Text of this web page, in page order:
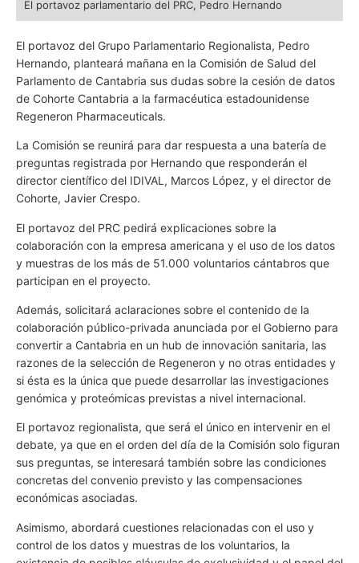
El portavoz parlamentario del PRC, Pedro Hernando
El portavoz del Grupo Parlamentario Regionalista, Pedro
Hernando, planteará mañana en la Comisión de Salud del
Parlamento de Cantabria sus dudas sobre la cesión de datos
de Cohorte Cantabria a la farmacéutica estadounidense
Regeneron Pharmaceuticals.
La Comisión se reunirá para dar respuesta a una batería de
preguntas registrada por Hernando que responderán el
director científico del IDIVAL, Marcos López, y el director de
Cohorte, Javier Crespo.
El portavoz del PRC pedirá explicaciones sobre la
colaboración con la empresa americana y el uso de los datos
y muestras de los más de 51.000 voluntarios cántabros que
participan en el proyecto.
Además, solicitará aclaraciones sobre el contenido de la
colaboración público-privada anunciada por el Gobierno para
convertir a Cantabria en un hub de innovación sanitaria, las
razones de la selección de Regeneron y no otras entidades y
si ésta es la única que puede desarrollar las investigaciones
genómica y proteómicas previstas a nivel internacional.
El portavoz regionalista, que será el único en intervenir en el
debate, ya que en el orden del día de la Comisión solo figuran
sus preguntas, se interesará también sobre las condiciones
concretas del convenio previsto y las compensaciones
económicas asociadas.
Asimismo, abordará cuestiones relacionadas con el uso y
control de los datos y muestras de los voluntarios, la